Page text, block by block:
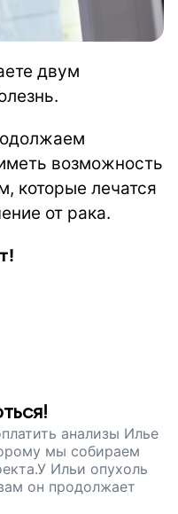
двум
возможность
которые лечатся
от рака.
анализы Илье
мы собираем
Ильи опухоль
он продолжает